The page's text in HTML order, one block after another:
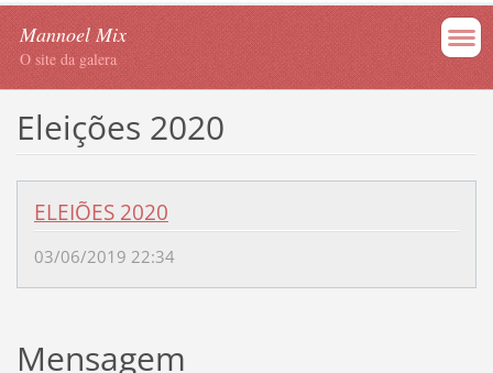
Mannoel Mix
O site da galera
Eleições 2020
ELEIÕES 2020
03/06/2019 22:34
Mensagem